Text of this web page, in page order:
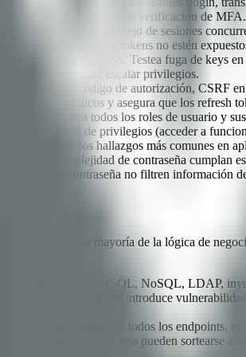
condiciones de carrera en verificación de
de expiración y manejo de sesiones
asegurate de que los tokens no estén
y revocan las API keys. Testea fuga de keys
puedan usarse para escalar privilegios.
de código de autorización, CSRF
clientes públicos y asegura que los refresh
Mapea todos los roles de usuario y
vertical de privilegios (acceder a
uno de los hallazgos más comunes en
de complejidad de contraseña
reseteo de contraseña no filtren información
reside la mayoría de la lógica de
de inyección (SQL, NoSQL, LDAP,
personalizada que introduce
consistentemente en todos los endpoints,
si los límites de tasa pueden sortearse